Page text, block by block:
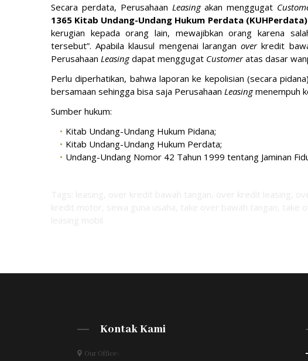
Secara perdata, Perusahaan Leasingakan menggugat
1365 Kitab Undang-Undang Hukum Perdata (KUHPerdata)
kerugian kepada orang lain, mewajibkan orang karena
tersebut”. Apabila klausul mengenai laranganoverkredit
Perusahaan Leasingdapat menggugat Customeratas dasar
Perlu diperhatikan, bahwa laporan ke kepolisian (secara
bersamaan sehingga bisa saja Perusahaan Leasingmenempuh
Sumber hukum:
Kitab Undang-Undang Hukum Pidana;
Kitab Undang-Undang Hukum Perdata;
Undang-Undang Nomor 42 Tahun 1999 tentang Jaminan
Kontak Kami
Our Office :